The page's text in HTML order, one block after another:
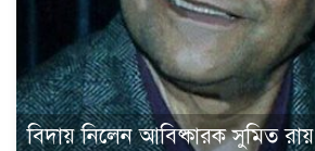
বিদায় নিলেন আবিষ্কারক সুমিত রায়